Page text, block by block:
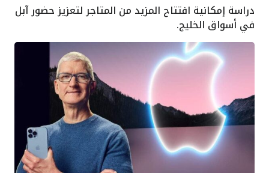
دراسة إمكانية افتتاح المزيد من المتاجر لتعزيز حضور آبل
في أسواق الخليج.